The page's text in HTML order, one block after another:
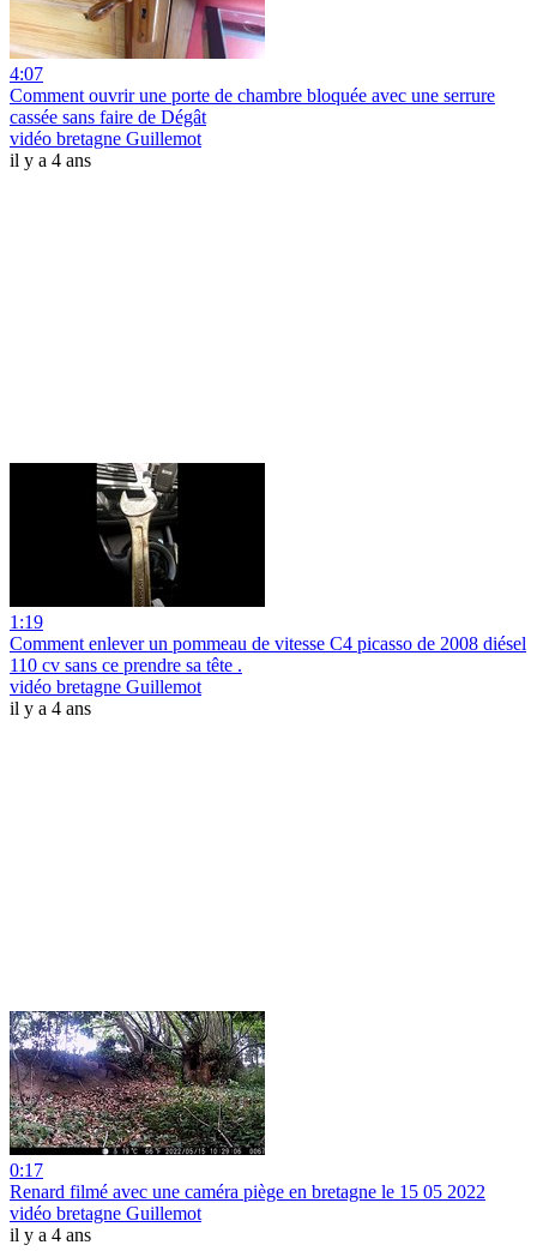
4:07
Comment ouvrir une porte de chambre bloquée avec une serrure
cassée sans faire de Dégât
vidéo bretagne Guillemot
il y a 4 ans
1:19
Comment enlever un pommeau de vitesse C4 picasso de 2008 diésel
110 cv sans ce prendre sa tête .
vidéo bretagne Guillemot
il y a 4 ans
0:17
Renard filmé avec une caméra piège en bretagne le 15 05 2022
vidéo bretagne Guillemot
il y a 4 ans